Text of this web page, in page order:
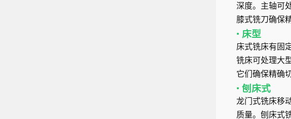
深度。主轴可
膝式铣刀确保
• 床型
床式铣床有固
铣床可处理大
它们确保精确
• 刨床式
龙门式铣床移
质量。刨床式